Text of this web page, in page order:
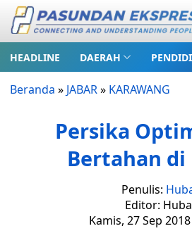
HEADLINE DAERAH
Beranda » JABAR» KARAWANG
Persika
Bertahan di
Penulis:
Editor: Huba
Kamis, 27 Sep